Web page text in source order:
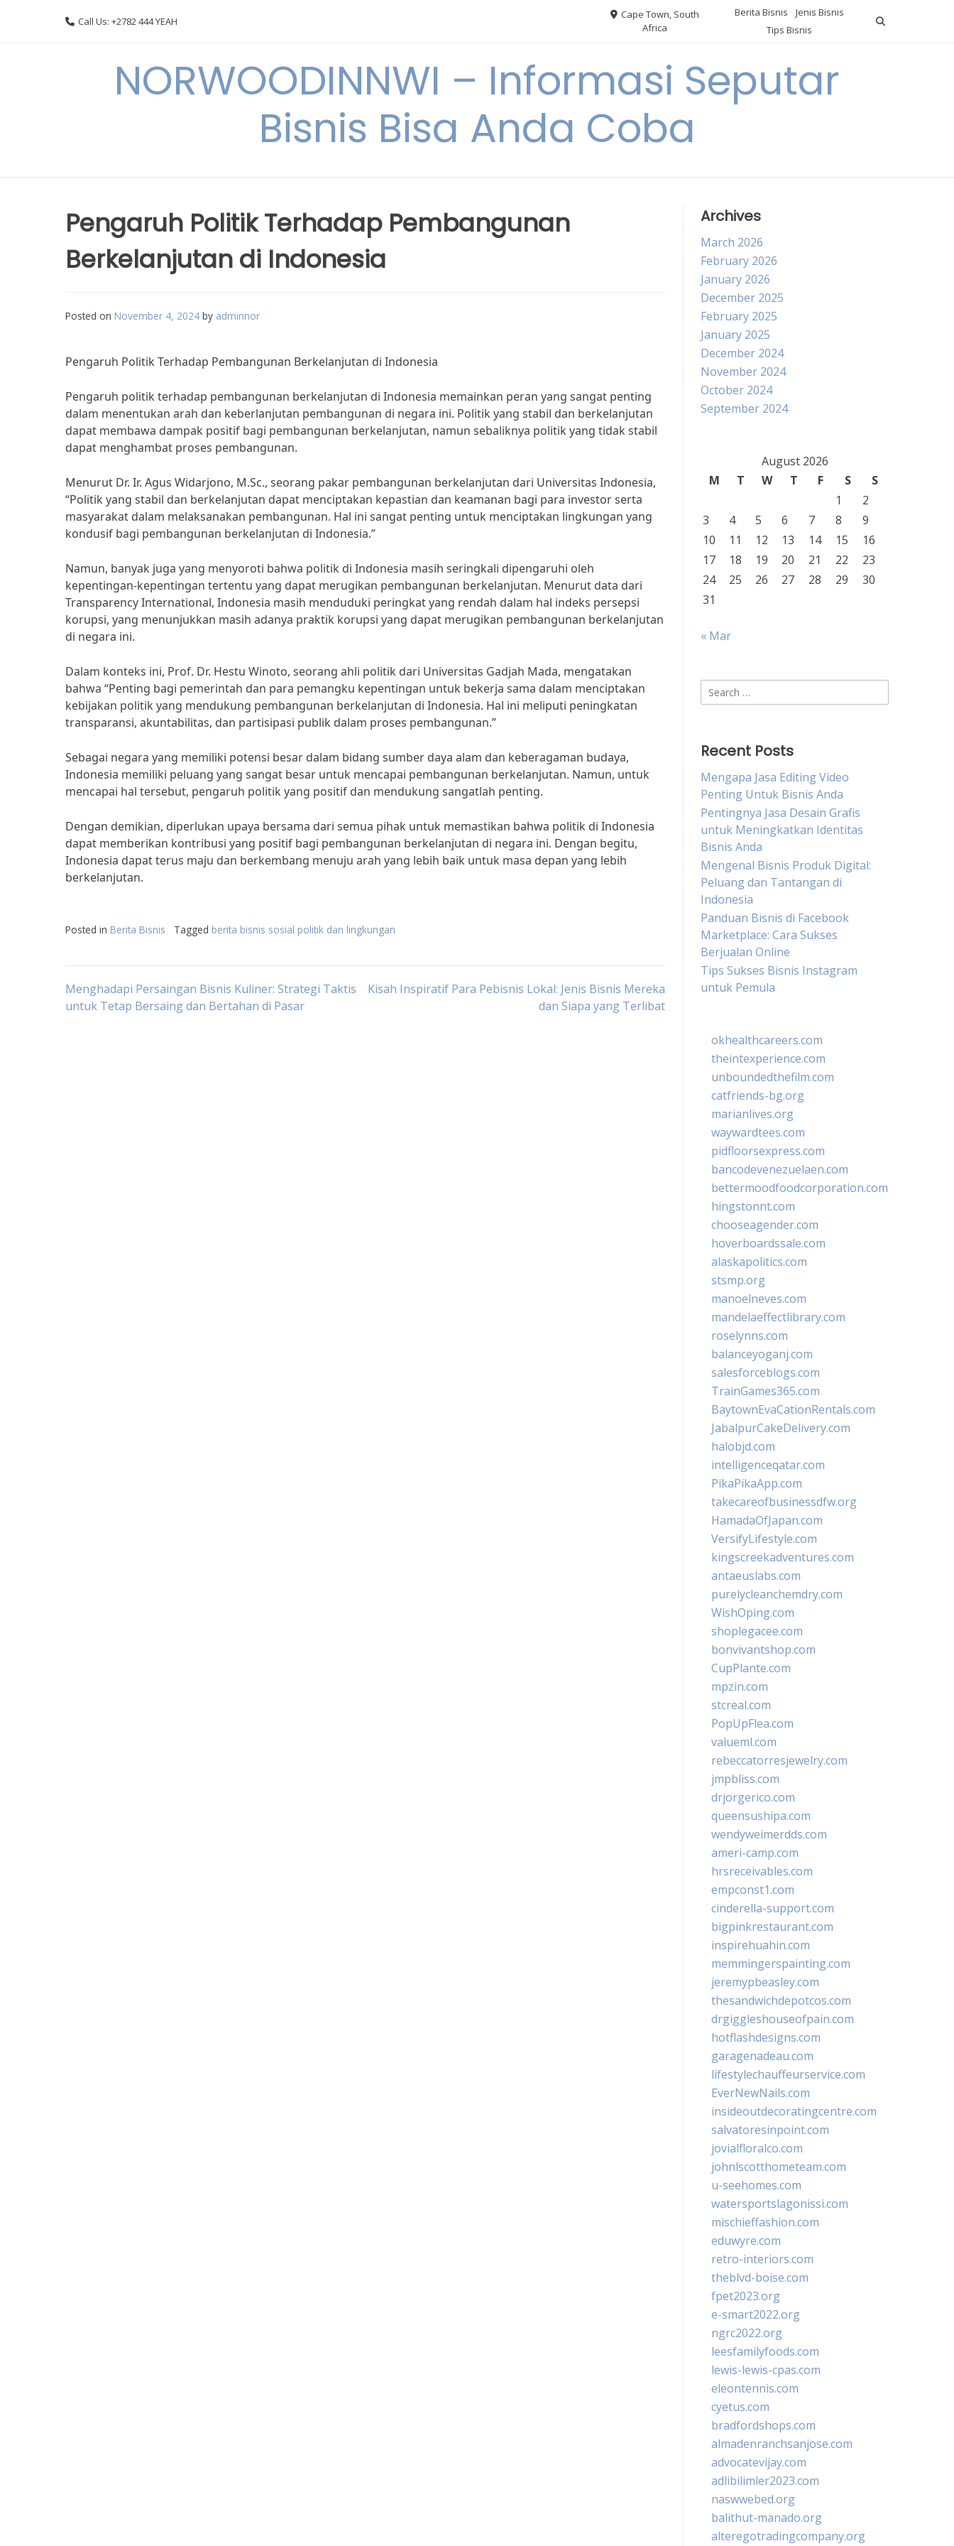
Call Us: +2782 444 YEAH
Cape Town, South
Africa
Berita Bisnis
Jenis Bisnis
Tips Bisnis
NORWOODINNWI – Informasi Seputar
Bisnis Bisa Anda Coba
Pengaruh Politik Terhadap Pembangunan
Berkelanjutan di Indonesia
Posted on November 4, 2024 by adminnor
Pengaruh Politik Terhadap Pembangunan Berkelanjutan di Indonesia
Pengaruh politik terhadap pembangunan berkelanjutan di Indonesia memainkan peran yang sangat penting
dalam menentukan arah dan keberlanjutan pembangunan di negara ini. Politik yang stabil dan berkelanjutan
dapat membawa dampak positif bagi pembangunan berkelanjutan, namun sebaliknya politik yang tidak stabil
dapat menghambat proses pembangunan.
Menurut Dr. Ir. Agus Widarjono, M.Sc., seorang pakar pembangunan berkelanjutan dari Universitas Indonesia,
“Politik yang stabil dan berkelanjutan dapat menciptakan kepastian dan keamanan bagi para investor serta
masyarakat dalam melaksanakan pembangunan. Hal ini sangat penting untuk menciptakan lingkungan yang
kondusif bagi pembangunan berkelanjutan di Indonesia.”
Namun, banyak juga yang menyoroti bahwa politik di Indonesia masih seringkali dipengaruhi oleh
kepentingan-kepentingan tertentu yang dapat merugikan pembangunan berkelanjutan. Menurut data dari
Transparency International, Indonesia masih menduduki peringkat yang rendah dalam hal indeks persepsi
korupsi, yang menunjukkan masih adanya praktik korupsi yang dapat merugikan pembangunan berkelanjutan
di negara ini.
Dalam konteks ini, Prof. Dr. Hestu Winoto, seorang ahli politik dari Universitas Gadjah Mada, mengatakan
bahwa “Penting bagi pemerintah dan para pemangku kepentingan untuk bekerja sama dalam menciptakan
kebijakan politik yang mendukung pembangunan berkelanjutan di Indonesia. Hal ini meliputi peningkatan
transparansi, akuntabilitas, dan partisipasi publik dalam proses pembangunan.”
Sebagai negara yang memiliki potensi besar dalam bidang sumber daya alam dan keberagaman budaya,
Indonesia memiliki peluang yang sangat besar untuk mencapai pembangunan berkelanjutan. Namun, untuk
mencapai hal tersebut, pengaruh politik yang positif dan mendukung sangatlah penting.
Dengan demikian, diperlukan upaya bersama dari semua pihak untuk memastikan bahwa politik di Indonesia
dapat memberikan kontribusi yang positif bagi pembangunan berkelanjutan di negara ini. Dengan begitu,
Indonesia dapat terus maju dan berkembang menuju arah yang lebih baik untuk masa depan yang lebih
berkelanjutan.
Posted in Berita Bisnis Tagged berita bisnis sosial politik dan lingkungan
Post
Menghadapi Persaingan Bisnis Kuliner: Strategi Taktis
untuk Tetap Bersaing dan Bertahan di Pasar
Kisah Inspiratif Para Pebisnis Lokal: Jenis Bisnis Mereka
dan Siapa yang Terlibat
Archives
March 2026
February 2026
January 2026
December 2025
February 2025
January 2025
December 2024
November 2024
October 2024
September 2024
August 2026
M
T W T F S
S
1
2
3
4 5 6 7 8
9
10
11 12 13 14 15
16
17
18 19 20 21 22
23
24
25 26 27 28 29
30
31
« Mar
Search
for:
Recent Posts
Mengapa Jasa Editing Video
Penting Untuk Bisnis Anda
Pentingnya Jasa Desain Grafis
untuk Meningkatkan Identitas
Bisnis Anda
Mengenal Bisnis Produk Digital:
Peluang dan Tantangan di
Indonesia
Panduan Bisnis di Facebook
Marketplace: Cara Sukses
Berjualan Online
Tips Sukses Bisnis Instagram
untuk Pemula
okhealthcareers.com
theintexperience.com
unboundedthefilm.com
catfriends-bg.org
marianlives.org
waywardtees.com
pidfloorsexpress.com
bancodevenezuelaen.com
bettermoodfoodcorporation.com
hingstonnt.com
chooseagender.com
hoverboardssale.com
alaskapolitics.com
stsmp.org
manoelneves.com
mandelaeffectlibrary.com
roselynns.com
balanceyoganj.com
salesforceblogs.com
TrainGames365.com
BaytownEvaCationRentals.com
JabalpurCakeDelivery.com
halobjd.com
intelligenceqatar.com
PikaPikaApp.com
takecareofbusinessdfw.org
HamadaOfJapan.com
VersifyLifestyle.com
kingscreekadventures.com
antaeuslabs.com
purelycleanchemdry.com
WishOping.com
shoplegacee.com
bonvivantshop.com
CupPlante.com
mpzin.com
stcreal.com
PopUpFlea.com
valueml.com
rebeccatorresjewelry.com
jmpbliss.com
drjorgerico.com
queensushipa.com
wendyweimerdds.com
ameri-camp.com
hrsreceivables.com
empconst1.com
cinderella-support.com
bigpinkrestaurant.com
inspirehuahin.com
memmingerspainting.com
jeremypbeasley.com
thesandwichdepotcos.com
drgiggleshouseofpain.com
hotflashdesigns.com
garagenadeau.com
lifestylechauffeurservice.com
EverNewNails.com
insideoutdecoratingcentre.com
salvatoresinpoint.com
jovialfloralco.com
johnlscotthometeam.com
u-seehomes.com
watersportslagonissi.com
mischieffashion.com
eduwyre.com
retro-interiors.com
theblvd-boise.com
fpet2023.org
e-smart2022.org
ngrc2022.org
leesfamilyfoods.com
lewis-lewis-cpas.com
eleontennis.com
cyetus.com
bradfordshops.com
almadenranchsanjose.com
advocatevijay.com
adlibilimler2023.com
naswwebed.org
balithut-manado.org
alteregotradingcompany.org